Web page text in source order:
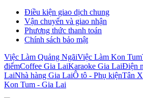
Điều kiện giao dịch chung
Vận chuyển và giao nhận
Phương thức thanh toán
Chính sách bảo mật
Việc Làm Quảng NgãiViệc Làm Kon Tum
điểmCoffee Gia LaiKaraoke Gia LaiĐiện
LaiNhà hàng Gia LaiÔ tô - Phụ kiệnTân
Kon Tum - Gia Lai